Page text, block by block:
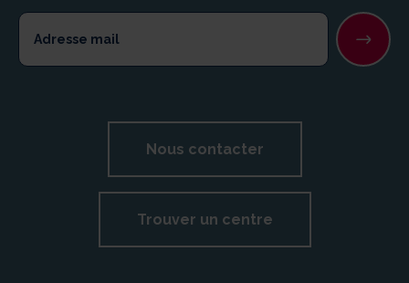
Nous contacter
Trouver un centre